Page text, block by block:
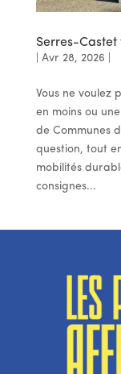
Serres-Castet
Avr 28, 2026
Vous ne voulez
en moins ou
de Communes
question, tout
mobilités
consignes...